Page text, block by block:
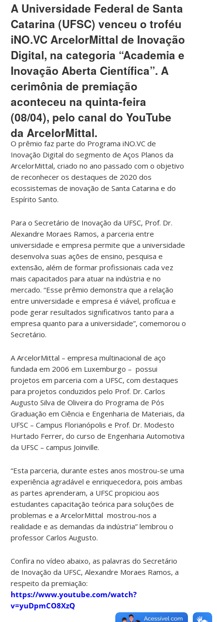
A Universidade Federal de Santa
Catarina (UFSC) venceu o troféu
iNO.VC ArcelorMittal de Inovação
Digital, na categoria “Academia e
Inovação Aberta Científica”. A
cerimônia de premiação
aconteceu na quinta-feira
(08/04), pelo canal do YouTube
da ArcelorMittal.
O prêmio faz parte do Programa iNO.VC de
Inovação Digital do segmento de Aços Planos da
ArcelorMittal, criado no ano passado com o objetivo
de reconhecer os destaques de 2020 dos
ecossistemas de inovação de Santa Catarina e do
Espírito Santo.
Para o Secretário de Inovação da UFSC, Prof. Dr.
Alexandre Moraes Ramos, a parceria entre
universidade e empresa permite que a universidade
desenvolva suas ações de ensino, pesquisa e
extensão, além de formar profissionais cada vez
mais capacitados para atuar na indústria e no
mercado. “Esse prêmio demonstra que a relação
entre universidade e empresa é viável, profícua e
pode gerar resultados significativos tanto para a
empresa quanto para a universidade”, comemorou o
Secretário.
A ArcelorMittal – empresa multinacional de aço
fundada em 2006 em Luxemburgo – possui
projetos em parceria com a UFSC, com destaques
para projetos conduzidos pelo Prof. Dr. Carlos
Augusto Silva de Oliveira do Programa de Pós
Graduação em Ciência e Engenharia de Materiais, da
UFSC – Campus Florianópolis e Prof. Dr. Modesto
Hurtado Ferrer, do curso de Engenharia Automotiva
da UFSC – campus Joinville.
“Esta parceria, durante estes anos mostrou-se uma
experiência agradável e enriquecedora, pois ambas
as partes aprenderam, a UFSC propiciou aos
estudantes capacitação teórica para soluções de
problemas e a ArcelorMittal mostrou-nos a
realidade e as demandas da indústria” lembrou o
professor Carlos Augusto.
Confira no vídeo abaixo, as palavras do Secretário
de Inovação da UFSC, Alexandre Moraes Ramos, a
respeito da premiação:
https://www.youtube.com/watch?
v=yuDpmCO8XzQ